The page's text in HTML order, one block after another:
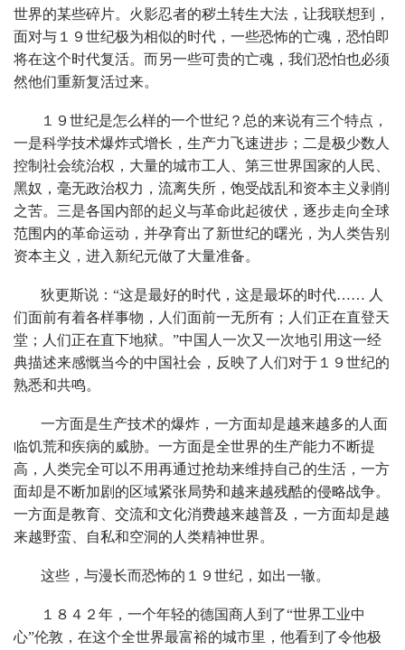
世界的某些碎片。火影忍者的秽土转生大法，让我联想到，
面对与１９世纪极为相似的时代，一些恐怖的亡魂，恐怕即
将在这个时代复活。而另一些可贵的亡魂，我们恐怕也必须
然他们重新复活过来。
１９世纪是怎么样的一个世纪？总的来说有三个特点，
一是科学技术爆炸式增长，生产力飞速进步；二是极少数人
控制社会统治权，大量的城市工人、第三世界国家的人民、
黑奴，毫无政治权力，流离失所，饱受战乱和资本主义剥削
之苦。三是各国内部的起义与革命此起彼伏，逐步走向全球
范围内的革命运动，并孕育出了新世纪的曙光，为人类告别
资本主义，进入新纪元做了大量准备。
狄更斯说：“这是最好的时代，这是最坏的时代…… 人
们面前有着各样事物，人们面前一无所有；人们正在直登天
堂；人们正在直下地狱。”中国人一次又一次地引用这一经
典描述来感慨当今的中国社会，反映了人们对于１９世纪的
熟悉和共鸣。
一方面是生产技术的爆炸，一方面却是越来越多的人面
临饥荒和疾病的威胁。一方面是全世界的生产能力不断提
高，人类完全可以不用再通过抢劫来维持自己的生活，一方
面却是不断加剧的区域紧张局势和越来越残酷的侵略战争。
一方面是教育、交流和文化消费越来越普及，一方面却是越
来越野蛮、自私和空洞的人类精神世界。
这些，与漫长而恐怖的１９世纪，如出一辙。
１８４２年，一个年轻的德国商人到了“世界工业中
心”伦敦，在这个全世界最富裕的城市里，他看到了令他极